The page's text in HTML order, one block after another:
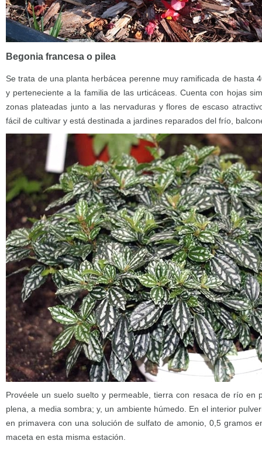
Begonia francesa o pilea
Se trata de una planta herbácea perenne muy ramificada de hasta
y perteneciente a la familia de las urticáceas. Cuenta con hojas
zonas plateadas junto a las nervaduras y flores de escaso
fácil de cultivar y está destinada a jardines reparados del frío,
Provéele un suelo suelto y permeable, tierra con resaca de río en
plena, a media sombra; y, un ambiente húmedo. En el interior
en primavera con una solución de sulfato de amonio, 0,5 gramos
maceta en esta misma estación.